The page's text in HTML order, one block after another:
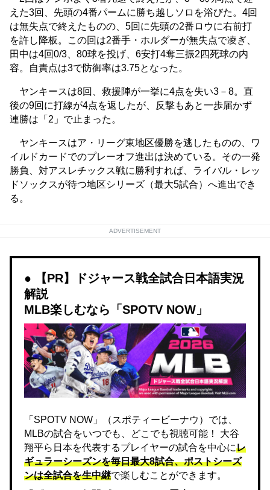
えた3回、先頭の4番パームに勝ち越しソロを浴びた。4回
は無失点で終えたものの、5回に先頭の2番ロウに右前打
を許し降板。この回は2番手・ホルダーが無失点で凌ぎ、
田中は4回0/3、80球を投げ、6安打4奪三振2四死球の内
容。自責点は3で防御率は3.75となった。
ヤンキースは8回、救援陣が一挙に4点を失い3－8。直
後の9回に打線が4点を返したが、反撃もあと一歩届かず
連勝は「2」で止まった。
ヤンキースはア・リーグ東地区優勝を逃したものの、ワ
イルドカードでのプレーオフ進出は決めている。その一発
勝負、対アスレチックス戦に勝利すれば、ライバル・レッ
ドソックスが待つ地区シリーズ（最大5試合）へ進出でき
る。
ADVERTISEMENT
【PR】ドジャース戦全試合日本語実況
解説
MLB楽しむなら「SPOTV NOW」
「SPOTV NOW」（スポティービーナウ）では、
MLBの試合をいつでも、どこでも視聴可能！ 大谷
翔平ら日本を代表するプレイヤーの試合を中心にレ
ギュラーシーズンを毎日最大8試合、ポストシーズ
ンは全試合を生中継で楽しむことができます。